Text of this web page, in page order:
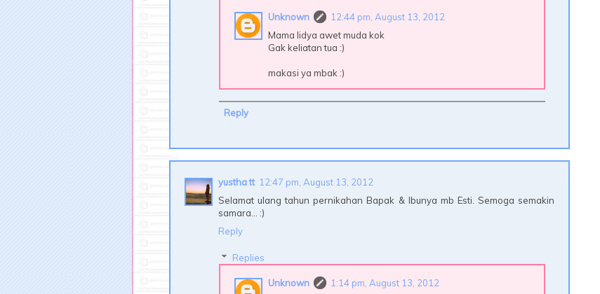
Unknown
12:44 pm, August 13, 2012
Mama lidya awet muda kok
Gak keliatan tua :)
makasi ya mbak :)
Reply
yustha tt 12:47 pm, August 13, 2012
Selamat ulang tahun pernikahan Bapak & Ibunya mb Esti. Semoga semakin
samara... :)
Reply
Replies
Unknown
1:14 pm, August 13, 2012